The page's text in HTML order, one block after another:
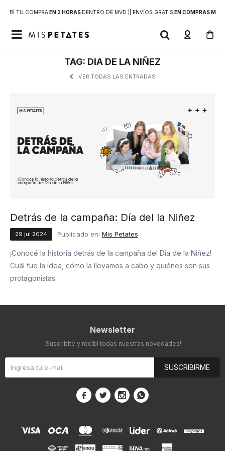
TU COMPRAEN 2 HORAS DENTRO DE MVD | | ENVÍOS GRATISEN COMPRAS

TAG: DIA DE LA NIÑEZ
VER TODAS LAS ENTRADAS
Detrás de la campaña: Día del la Niñez
29 jul 2024 Publicado en: Mis Petates
¡Conocé la historia detrás de la campaña del Día de la Niñez!
Cuál fue la idea, cómo la llevamos a cabo y quiénes son sus
protagonistas.
Newsletter
¡Suscribite y recibí todas nuestras novedades!
SUSCRIBIRME
   